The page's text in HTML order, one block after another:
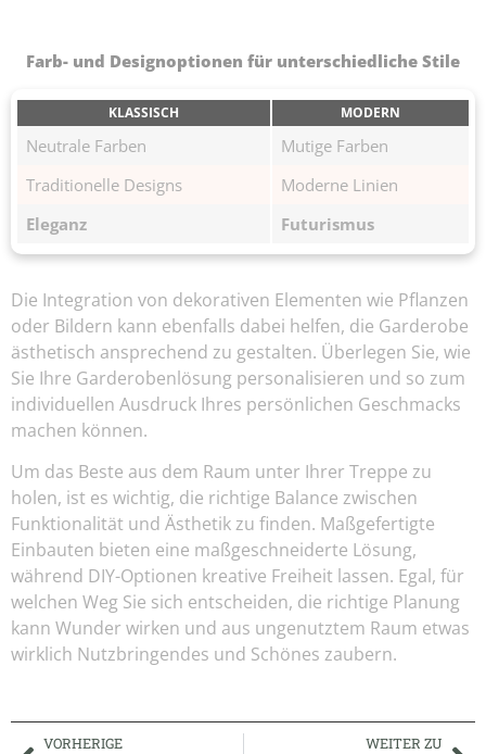
Farb- und Designoptionen für unterschiedliche Stile
KLASSISCH MODERN
Neutrale Farben
Mutige Farben
Traditionelle Designs
Moderne Linien
Eleganz
Futurismus
Die Integration von dekorativen Elementen wie Pflanzen
oder Bildern kann ebenfalls dabei helfen, die Garderobe
ästhetisch ansprechend zu gestalten. Überlegen Sie, wie
Sie Ihre Garderobenlösung personalisieren und so zum
individuellen Ausdruck Ihres persönlichen Geschmacks
machen können.
Um das Beste aus dem Raum unter Ihrer Treppe zu
holen, ist es wichtig, die richtige Balance zwischen
Funktionalität und Ästhetik zu finden. Maßgefertigte
Einbauten bieten eine maßgeschneiderte Lösung,
während DIY-Optionen kreative Freiheit lassen. Egal, für
welchen Weg Sie sich entscheiden, die richtige Planung
kann Wunder wirken und aus ungenutztem Raum etwas
wirklich Nutzbringendes und Schönes zaubern.
VORHERIGE WEITER ZU